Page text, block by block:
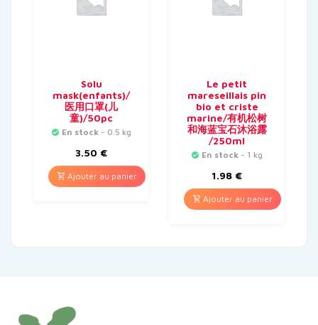
Solu
mask(enfants)/
医用口罩(儿
童)/50pc
En stock - 0.5 kg
3.50 €
Ajouter au panier
Le petit
mareseillais pin
bio et criste
marine/有机松树
和海蓝宝石沐浴露
/250ml
En stock - 1 kg
1.98 €
Ajouter au panier